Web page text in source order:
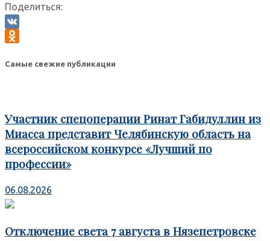
Поделиться:
VK
Самые свежие публикации
Участник спецоперации Ринат Габидуллин из
Миасса представит Челябинскую область на
всероссийском конкурсе «Лучший по
профессии»
06.08.2026
Отключение света 7 августа в Нязепетровске